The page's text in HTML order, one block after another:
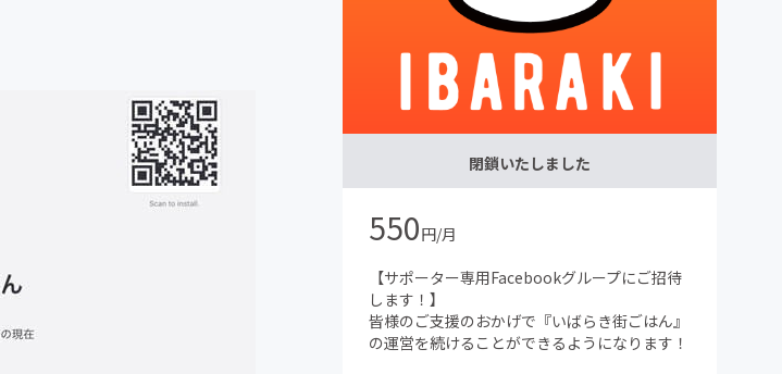
閉鎖いたしました
550円/月
【サポーター専用Facebookグループにご招待
します！】
皆様のご支援のおかげで『いばらき街ごはん』
の運営を続けることができるようになります！